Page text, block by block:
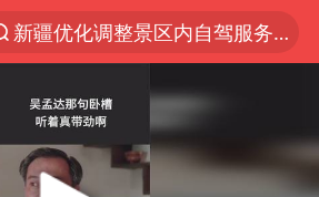
新疆优化调整景区内自驾服务收费
峰哥 汪海林